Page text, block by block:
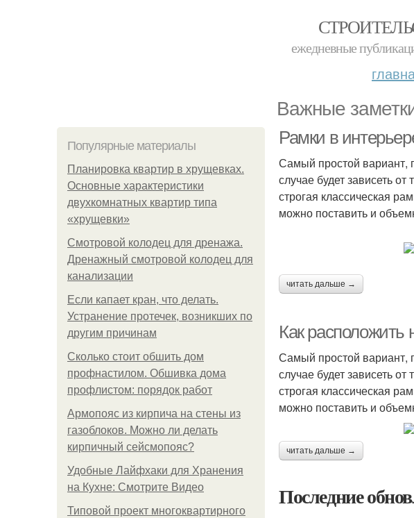
ежедневные
Важные
Популярные материалы
Планировка квартир в хрущевках.
Основные характеристики
двухкомнатных квартир типа
«хрущевки»
Смотровой колодец для дренажа.
Дренажный смотровой колодец для
канализации
Если капает кран, что делать.
Устранение протечек, возникших по
другим причинам
Сколько стоит обшить дом
профнастилом. Обшивка дома
профлистом: порядок работ
Армопояс из кирпича на стены из
газоблоков. Можно ли делать
кирпичный сейсмопояс?
Удобные Лайфхаки для Хранения
на Кухне: Смотрите Видео
Типовой проект многоквартирного
Рамки в
Самый простой вариант,
случае будет зависеть
строгая классическая
можно поставить и
читать дальше →
Как
Самый простой вариант,
случае будет зависеть
строгая классическая
можно поставить и
читать дальше →
Последние